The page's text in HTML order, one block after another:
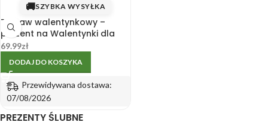
🚚SZYBKA WYSYŁKA
Zestaw walentynkowy –
prezent na Walentynki dla
niego i dla niej
69.99zł
DODAJ DO KOSZYKA
Przewidywana dostawa:
07/08/2026
PREZENTY ŚLUBNE